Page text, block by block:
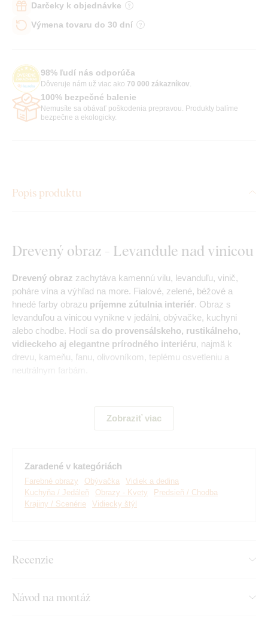
Darčeky k objednávke
Výmena tovaru do 30 dní
98% ľudí nás odporúča
Dôveruje nám už viac ako 70 000 zákazníkov
100% bezpečné balenie
Nemusíte sa obávať poškodenia prepravou. Produkty balíme
bezpečne a ekologicky.
Popis produktu
Drevený obraz - Levandule nad vinicou
Drevený obraz zachytáva kamennú vilu, levanduľu, vinič,
poháre vína a výhľad na more. Fialové, zelené, béžové a
hnedé farby obrazu príjemne zútulnia interiér. Obraz s
levanduľou a vinicou vynikne v jedálni, obývačke, kuchyni
alebo chodbe. Hodí sa do provensálskeho, rustikálneho,
vidieckeho aj elegantne prírodného interiéru, najmä k
drevu, kameňu, ľanu, olivovníkom, teplému osvetleniu a
drevenej doske. Používame pri tom
Zobraziť viac
Zaradené v kategóriách
Farebné obrazy Obývačka
Vidiek a dedina
Kuchyňa / Jedáleň
Obrazy - Kvety
Predsieň / Chodba
Krajiny / Scenérie
Vidiecky štýl
Recenzie
Návod na montáž